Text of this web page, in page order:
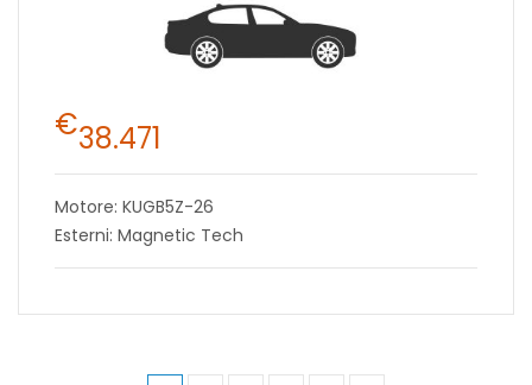
€38.471
Motore: KUGB5Z-26
Esterni: Magnetic Tech